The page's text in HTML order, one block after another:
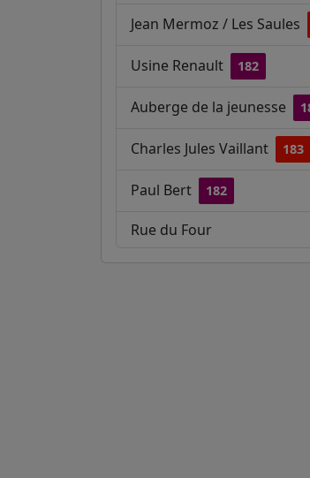
Jean Mermoz / Les Saules
Usine Renault 182
Auberge de la jeunesse
Charles Jules Vaillant 183
Paul Bert 182
Rue du Four